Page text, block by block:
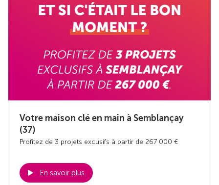
Votre maison clé en main à Semblançay
(37)
Profitez de 3 projets excusifs à partir de 267 000 €
En savoir plus